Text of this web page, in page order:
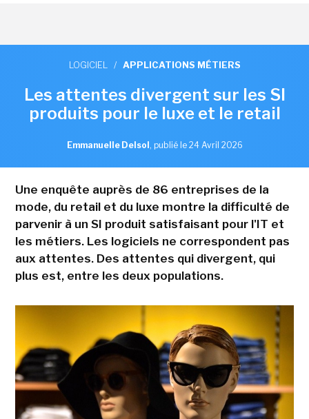
LOGICIEL / APPLICATIONS MÉTIERS
Les attentes divergent sur les SI
produits pour le luxe et le retail
Emmanuelle Delsol , publié le 24 Avril 2026
Une enquête auprès de 86 entreprises de la
mode, du retail et du luxe montre la difficulté de
parvenir à un SI produit satisfaisant pour l'IT et
les métiers. Les logiciels ne correspondent pas
aux attentes. Des attentes qui divergent, qui
plus est, entre les deux populations.